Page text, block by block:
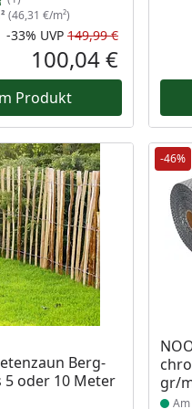
(46,31 €/m²)
Rabatt in
-33% UVP 149,99 €
Aktueller
100,04 €
Produkt
Berg-
5 oder 10 Meter
-46%
gr/